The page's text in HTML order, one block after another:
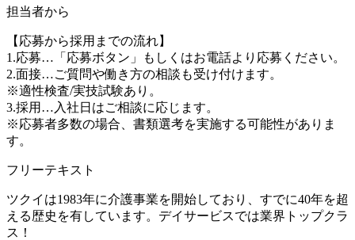
担当者から
【応募から採用までの流れ】
1.応募…「応募ボタン」もしくはお電話より応募ください。
2.面接…ご質問や働き方の相談も受け付けます。
※適性検査/実技試験あり。
3.採用…入社日はご相談に応じます。
※応募者多数の場合、書類選考を実施する可能性がありま
す。
フリーテキスト
ツクイは1983年に介護事業を開始しており、すでに40年を超
える歴史を有しています。デイサービスでは業界トップクラ
ス！